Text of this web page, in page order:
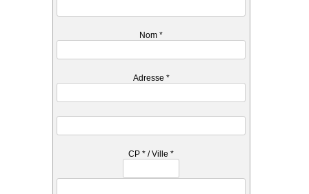
Nom *
Adresse *
CP * / Ville *